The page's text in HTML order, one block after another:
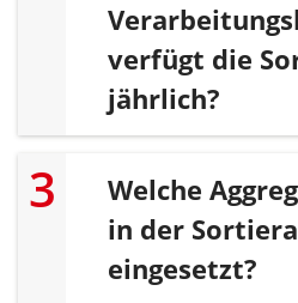
verfügt die
jährlich?
Welche
in der
eingesetzt?